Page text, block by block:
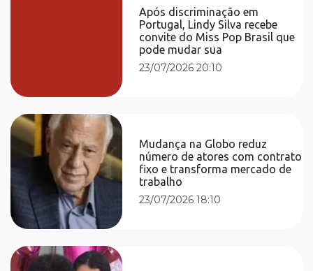
Após discriminação em
Portugal, Lindy Silva recebe
convite do Miss Pop Brasil que
pode mudar sua
23/07/2026 20:10
Mudança na Globo reduz
número de atores com contrato
fixo e transforma mercado de
trabalho
23/07/2026 18:10